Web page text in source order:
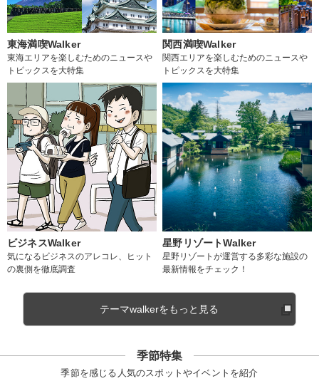
東海満喫Walker
東海エリアを楽しむためのニュースや
トピックスを大特集
関西満喫Walker
関西エリアを楽しむためのニュースや
トピックスを大特集
ビジネスWalker
気になるビジネスのアレコレ、ヒット
の裏側を徹底調査
星野リゾートWalker
星野リゾートが運営する多彩な施設の
最新情報をチェック！
テーマwalkerをもっと見る
季節特集
季節を感じる人気のスポットやイベントを紹介